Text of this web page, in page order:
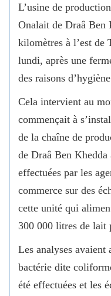
L’usine de
Onalait de Draâ Ben
kilomètres à l’est de
lundi, après une
des raisons
Cela intervient au
commençait à
de la chaîne de
de Draâ Ben Khedda
effectuées par les
commerce sur des
cette unité qui
300 000 litres de lait
Les analyses avaient
bactérie dite
été effectuées et les